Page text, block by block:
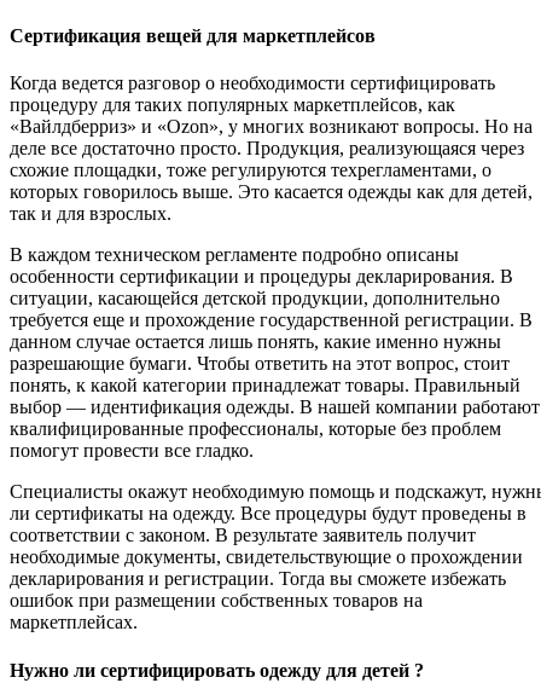
Сертификация вещей для маркетплейсов
Когда ведется разговор о необходимости сертифицировать
процедуру для таких популярных маркетплейсов, как
«Вайлдберриз» и «Ozon», у многих возникают вопросы. Но на
деле все достаточно просто. Продукция, реализующаяся через
схожие площадки, тоже регулируются техрегламентами, о
которых говорилось выше. Это касается одежды как для детей,
так и для взрослых.
В каждом техническом регламенте подробно описаны
особенности сертификации и процедуры декларирования. В
ситуации, касающейся детской продукции, дополнительно
требуется еще и прохождение государственной регистрации. В
данном случае остается лишь понять, какие именно нужны
разрешающие бумаги. Чтобы ответить на этот вопрос, стоит
понять, к какой категории принадлежат товары. Правильный
выбор — идентификация одежды. В нашей компании работают
квалифицированные профессионалы, которые без проблем
помогут провести все гладко.
Специалисты окажут необходимую помощь и подскажут,
ли сертификаты на одежду. Все процедуры будут проведены в
соответствии с законом. В результате заявитель получит
необходимые документы, свидетельствующие о прохождении
декларирования и регистрации. Тогда вы сможете избежать
ошибок при размещении собственных товаров на
маркетплейсах.
Нужно ли сертифицировать одежду для детей ?